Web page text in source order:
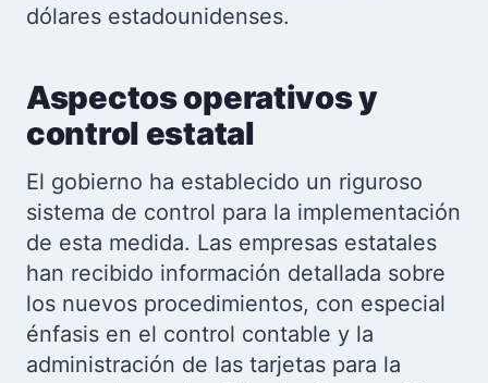
dólares estadounidenses.
Aspectos operativos y
control estatal
El gobierno ha establecido un riguroso
sistema de control para la implementación
de esta medida. Las empresas estatales
han recibido información detallada sobre
los nuevos procedimientos, con especial
énfasis en el control contable y la
administración de las tarjetas para la